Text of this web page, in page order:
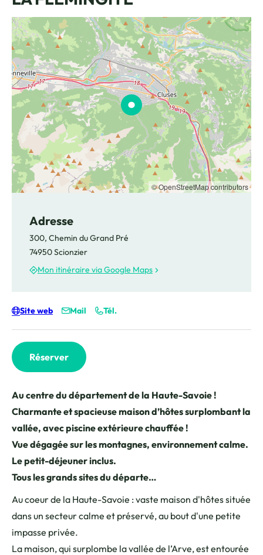
Au centre du département de la Haute-Savoie !
Charmante et spacieuse maison d’hôtes surplombant la
vallée, avec piscine extérieure chauffée !
Vue dégagée sur les montagnes, environnement calme.
Le petit-déjeuner inclus.
Tous les grands sites du départe…
Au coeur de la Haute-Savoie : vaste maison d'hôtes située
dans un secteur calme et préservé, au bout d'une petite
impasse privée.
La maison, qui surplombe la vallée de l’Arve, est entourée
© OpenStreetMap contributors
Adresse
300, Chemin du Grand Pré
74950 Scionzier
Mon itinéraire via Google Maps
Site web Mail Tél.
Réserver